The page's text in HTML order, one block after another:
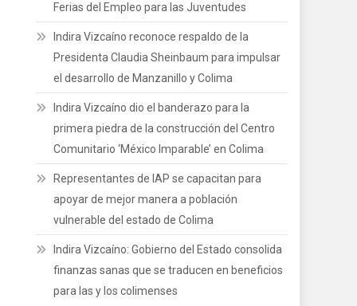
Ferias del Empleo para las Juventudes
Indira Vizcaíno reconoce respaldo de la
Presidenta Claudia Sheinbaum para impulsar
el desarrollo de Manzanillo y Colima
Indira Vizcaíno dio el banderazo para la
primera piedra de la construcción del Centro
Comunitario ‘México Imparable’ en Colima
Representantes de IAP se capacitan para
apoyar de mejor manera a población
vulnerable del estado de Colima
Indira Vizcaíno: Gobierno del Estado consolida
finanzas sanas que se traducen en beneficios
para las y los colimenses